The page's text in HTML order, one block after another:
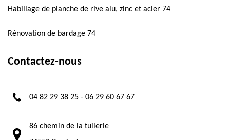
Habillage de planche de rive alu, zinc et acier 74
Rénovation de bardage 74
Contactez-nous
04 82 29 38 25 - 06 29 60 67 67
86 chemin de la tuilerie